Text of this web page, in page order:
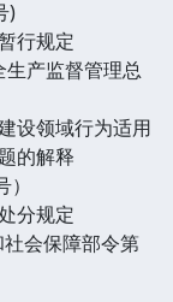
)
行规定
生产监督管理总
设领域行为适用
的解释
分规定
社会保障部令第